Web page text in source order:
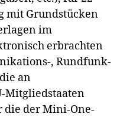
mit Grundstücken
im
erbrachten
, Rundfunk-
an
Mitgliedstaaten
die der Mini-One-